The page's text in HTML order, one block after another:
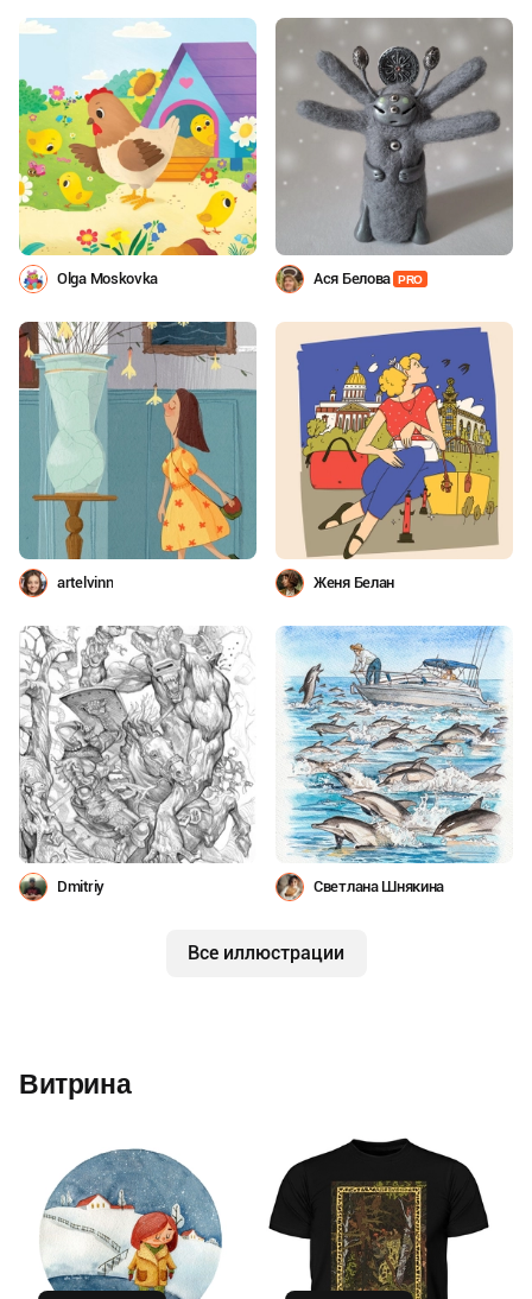
Olga Moskovka Ася Белова PRO
artelvinn Женя Белан
Dmitriy Светлана Шнякина
Все иллюстрации
Витрина
Купить Купить